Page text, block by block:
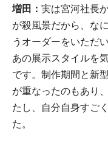
増田： 実は宮河社長
が殺風景だから、な
うオーダーをいただ
あの展示スタイルを
です。制作期間と新
が重なったのもあり
たし、自分自身すご
た。